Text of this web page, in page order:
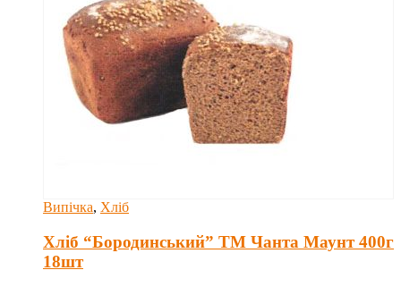
Випічка, Хліб
Хліб “Бородинський” ТМ Чанта Маунт 400г
18шт